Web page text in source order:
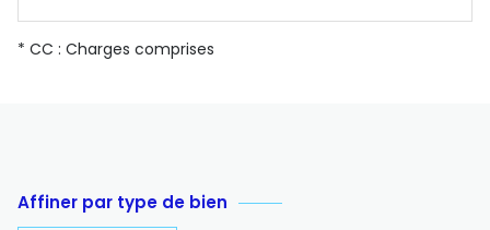
* CC : Charges comprises
Affiner par type de bien